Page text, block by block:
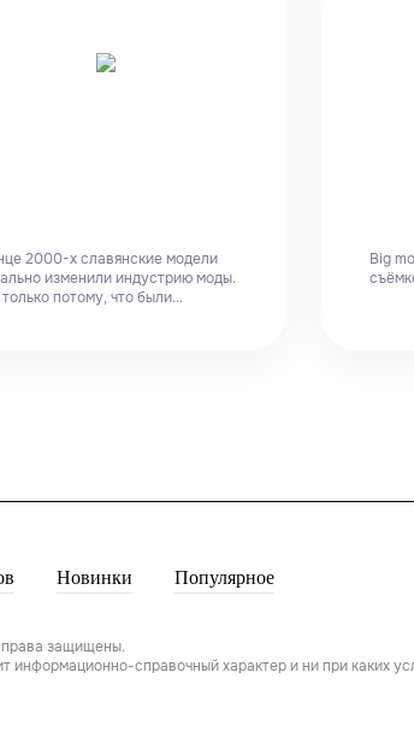
2000-х славянские модели
изменили индустрию моды.
потому, что были...
Big
Новинки Популярное
защищены.
информационно-справочный характер и ни при каких